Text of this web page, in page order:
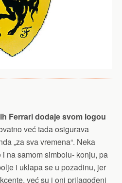
Ferrari dodaje svom logou
već tada osigurava
„za sva vremena“. Neka
na samom simbolu- konju, pa
i uklapa se u pozadinu, jer
već su i oni prilagođeni